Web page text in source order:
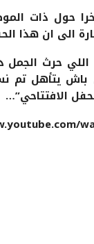
حول ذات
الى ان هذا
اللي حرث
باش يتأهل تم
الافتتاحي”…